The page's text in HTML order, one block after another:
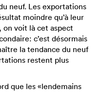
neuf. Les exportations
moindre qu’à leur
on voit là cet aspect
c’est désormais
la tendance du neuf
restent plus
que les «lendemains